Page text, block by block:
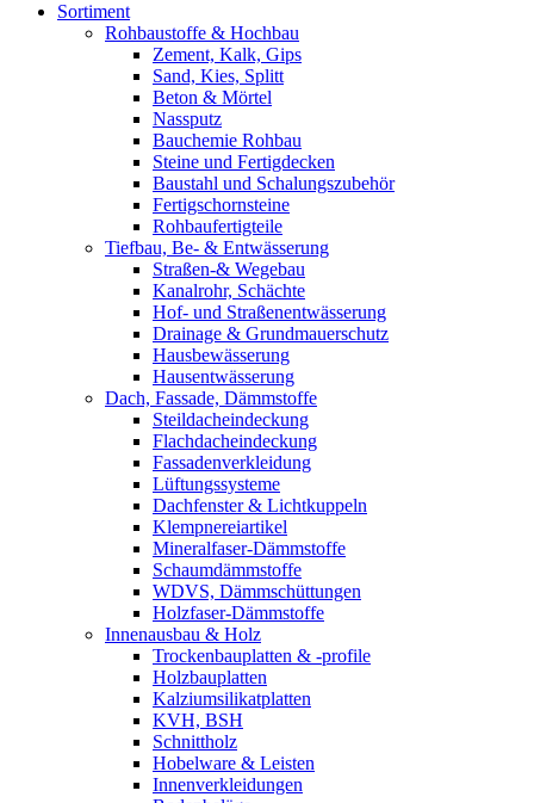
Sortiment
Rohbaustoffe & Hochbau
Zement, Kalk, Gips
Sand, Kies, Splitt
Beton & Mörtel
Nassputz
Bauchemie Rohbau
Steine und Fertigdecken
Baustahl und Schalungszubehör
Fertigschornsteine
Rohbaufertigteile
Tiefbau, Be- & Entwässerung
Straßen-& Wegebau
Kanalrohr, Schächte
Hof- und Straßenentwässerung
Drainage & Grundmauerschutz
Hausbewässerung
Hausentwässerung
Dach, Fassade, Dämmstoffe
Steildacheindeckung
Flachdacheindeckung
Fassadenverkleidung
Lüftungssysteme
Dachfenster & Lichtkuppeln
Klempnereiartikel
Mineralfaser-Dämmstoffe
Schaumdämmstoffe
WDVS, Dämmschüttungen
Holzfaser-Dämmstoffe
Innenausbau & Holz
Trockenbauplatten & -profile
Holzbauplatten
Kalziumsilikatplatten
KVH, BSH
Schnittholz
Hobelware & Leisten
Innenverkleidungen